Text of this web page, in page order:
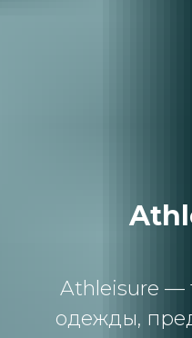
Athleisure —
одежды,